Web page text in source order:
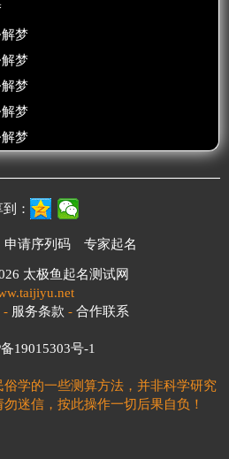
梦
梦
梦
梦
梦
：
申请序列码 专家起名
太极鱼起名测试网
- 服务条款 - 合作联系
19015303号-1
学的一些测算方法，并非科学研究
迷信，按此操作一切后果自负！